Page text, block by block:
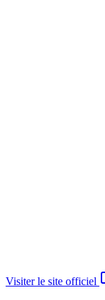
Visiter le site officiel